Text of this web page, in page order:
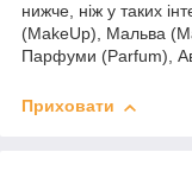
нижче, ніж у таких
(MakeUp), Мальва
Парфуми (Parfum),
Приховати